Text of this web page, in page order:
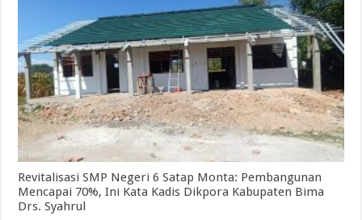
Revitalisasi SMP Negeri 6 Satap Monta: Pembangunan
Mencapai 70%, Ini Kata Kadis Dikpora Kabupaten Bima
Drs. Syahrul